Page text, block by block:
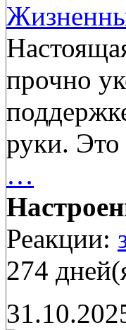
прочно
руки. Это
…
Реакции:
274